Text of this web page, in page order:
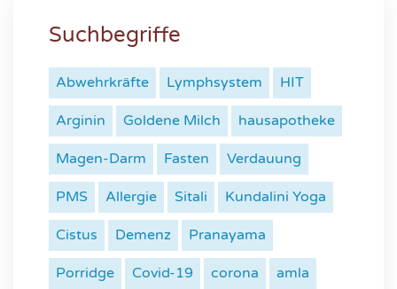
Suchbegriffe
Abwehrkräfte Lymphsystem HIT
Arginin Goldene Milch hausapotheke
Magen-Darm Fasten Verdauung
PMS Allergie Sitali Kundalini Yoga
Cistus Demenz Pranayama
Porridge Covid-19 corona amla